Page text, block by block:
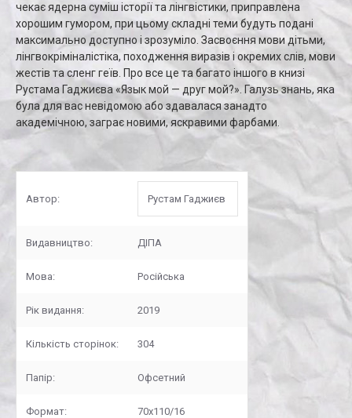
чекає ядерна суміш історії та лінгвістики, приправлена ​​
хорошим гумором, при цьому складні теми будуть подані
максимально доступно і зрозуміло. Засвоєння мови дітьми,
лінгвокріміналістіка, походження виразів і окремих слів, мови
жестів та сленг геїв. Про все це та багато іншого в книзі
Рустама Гаджиєва «Язык мой — друг мой?». Галузь знань, яка
була для вас невідомою або здавалася занадто
академічною, заграє новими, яскравими фарбами.
Автор: Рустам Гаджиєв
Видавництво: ДІПА
Мова: Російська
Рік видання: 2019
Кількість сторінок: 304
Папір: Офсетний
Формат: 70x110/16